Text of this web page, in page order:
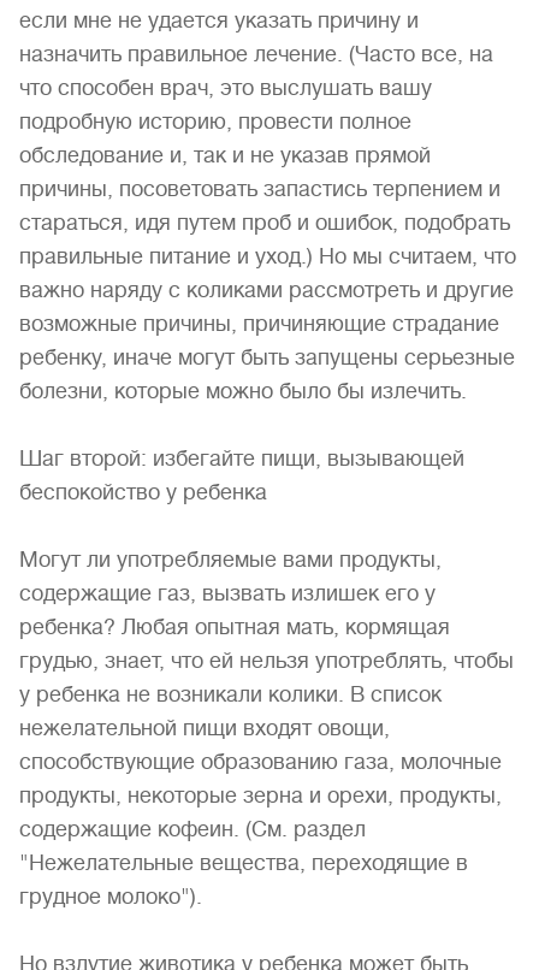
если мне не удается указать причину и
назначить правильное лечение. (Часто все, на
что способен врач, это выслушать вашу
подробную историю, провести полное
обследование и, так и не указав прямой
причины, посоветовать запастись терпением и
стараться, идя путем проб и ошибок, подобрать
правильные питание и уход.) Но мы считаем, что
важно наряду с коликами рассмотреть и другие
возможные причины, причиняющие страдание
ребенку, иначе могут быть запущены серьезные
болезни, которые можно было бы излечить.
Шаг второй: избегайте пищи, вызывающей
беспокойство у ребенка
Могут ли употребляемые вами продукты,
содержащие газ, вызвать излишек его у
ребенка? Любая опытная мать, кормящая
грудью, знает, что ей нельзя употреблять, чтобы
у ребенка не возникали колики. В список
нежелательной пищи входят овощи,
способствующие образованию газа, молочные
продукты, некоторые зерна и орехи, продукты,
содержащие кофеин. (См. раздел
"Нежелательные вещества, переходящие в
грудное молоко").
Но вздутие животика у ребенка может быть